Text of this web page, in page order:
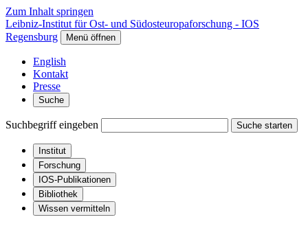
Zum Inhalt springen
Leibniz-Institut für Ost- und Südosteuropaforschung - IOS
Regensburg
Menü öffnen
English
Kontakt
Presse
Suche
Suchbegriff eingeben Suche starten
Institut
Forschung
IOS-Publikationen
Bibliothek
Wissen vermitteln